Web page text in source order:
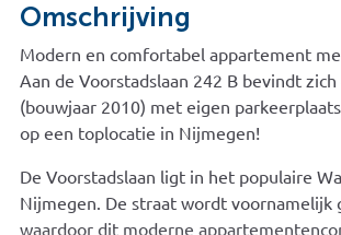
Omschrijving
Modern en comfortabel appartement
Aan de Voorstadslaan 242 B bevindt
(bouwjaar 2010) met eigen
op een toplocatie in Nijmegen!
De Voorstadslaan ligt in het populaire
Nijmegen. De straat wordt
waardoor dit moderne